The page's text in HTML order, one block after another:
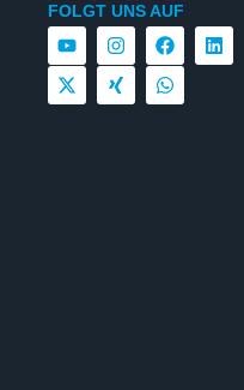
FOLGT UNS AUF